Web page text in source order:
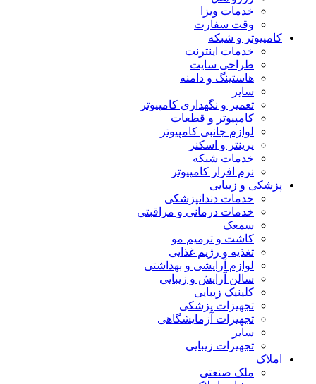
خدمات ویزا
وقت سفارت
کامپیوتر و شبکه
خدمات اینترنت
طراحی سایت
هاستینگ و دامنه
سایر
تعمیر و نگهداری کامپیوتر
کامپیوتر و قطعات
لوازم جانبی کامپیوتر
پرینتر و اسکنر
خدمات شبکه
نرم افزار کامپیوتر
پزشکی و زیبایی
خدمات دندانپزشکی
خدمات درمانی و مراقبتی
سمعک
کاشت و ترمیم مو
تغذیه و رژیم غذایی
لوازم آرایشی و بهداشتی
سالن آرایش و زیبایی
کلینیک زیبایی
تجهیزات پزشکی
تجهیزات آزمایشگاهی
سایر
تجهیزات زیبایی
املاک
ملک صنعتی